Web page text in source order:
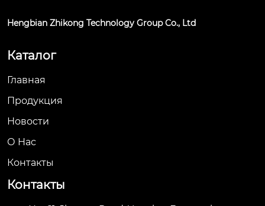
Hengbian Zhikong Technology Group Co., Ltd
Каталог
Главная
Продукция
Новости
О Hас
Контакты
Контакты